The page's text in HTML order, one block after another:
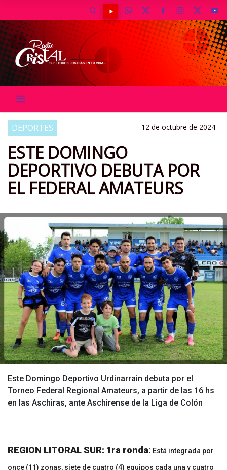
DEPORTES 12 de octubre de 2024
ESTE DOMINGO
DEPORTIVO DEBUTA POR
EL FEDERAL AMATEURS
Este Domingo Deportivo Urdinarrain debuta por el
Torneo Federal Regional Amateurs, a partir de las 16 hs
en las Aschiras, ante Aschirense de la Liga de Colón
REGION LITORAL SUR: 1ra ronda: Está integrada por
once (11) zonas, siete de cuatro (4) equipos cada una y cuatro